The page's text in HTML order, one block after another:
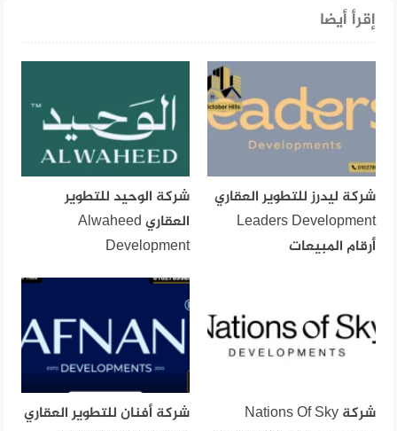
إقرأ أيضا
شركة ليدرز للتطوير العقاري
Leaders Development
أرقام المبيعات
شركة الوحيد للتطوير
العقاري Alwaheed
Development
شركة Nations Of Sky
شركة أفنان للتطوير العقاري